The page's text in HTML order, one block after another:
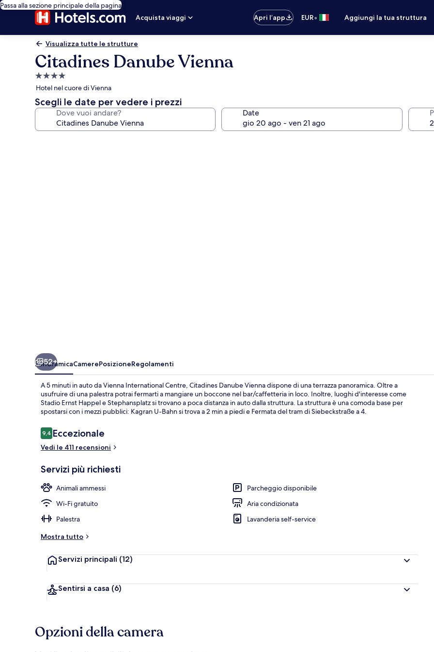
Passa alla sezione principale della pagina
Acquista viaggi
Apri l’app EUR• Aggiungi la tua struttura
Visualizza tutte le strutture
Citadines Danube Vienna
Struttura
a
4.0
stelle
Hotel nel cuore di Vienna
Scegli le date per vedere i prezzi
Dove vuoi andare? Date
52+
PanoramicaCamerePosizioneRegolamenti
A 5 minuti in auto da Vienna International Centre, Citadines Danube Vienna dispone di una terrazza panoramica. Oltre a
usufruire di una palestra potrai fermarti a mangiare un boccone nel bar/caffetteria in loco. Inoltre, luoghi d'interesse come
Stadio Ernst Happel e Stephansplatz si trovano a poca distanza in auto dalla struttura. La struttura è una comoda base per
spostarsi con i mezzi pubblici: Kagran U-Bahn si trova a 2 min a piedi e Fermata del tram di Siebeckstraße a 4.
Recensioni
9,49,4 su 10
Eccezionale
Vedi le 411 recensioni
Servizi più richiesti
Animali ammessi
Parcheggio disponibile
Wi-Fi gratuito
Aria condizionata
Palestra
Lavanderia self-service
Mostra tutto
Servizi principali (12)
Sentirsi a casa (6)
Opzioni della camera